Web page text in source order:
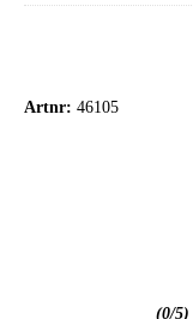
Artnr: 46105
(0/5)